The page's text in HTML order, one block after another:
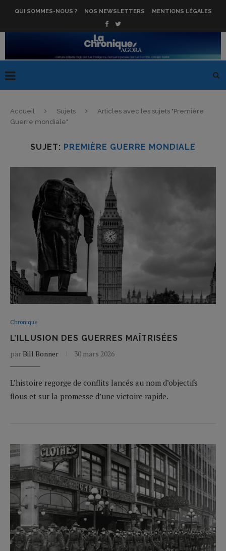
QUI SOMMES-NOUS ? NOS NEWSLETTERS MENTIONS LÉGALES
Accueil Sujets
Articles avec les sujets "Première
Guerre mondiale"
SUJET: PREMIÈRE GUERRE MONDIALE
Chronique
L’ILLUSION DES GUERRES MAÎTRISÉES
par Bill Bonner 30 mars 2026
L’histoire regorge de conflits lancés au nom d’objectifs
flous et sur la promesse d’une victoire rapide.